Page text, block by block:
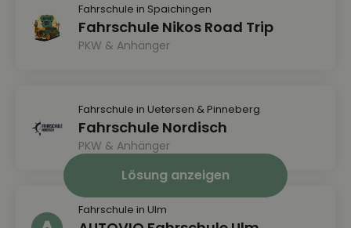
Lösung anzeigen
Fahrschule in Spaichingen
Fahrschule Nikos Road Trip
PKW & Anhänger
Fahrschule in Uetersen & Pinneberg
Fahrschule Nordisch
PKW & Anhänger
Fahrschule in Ulm